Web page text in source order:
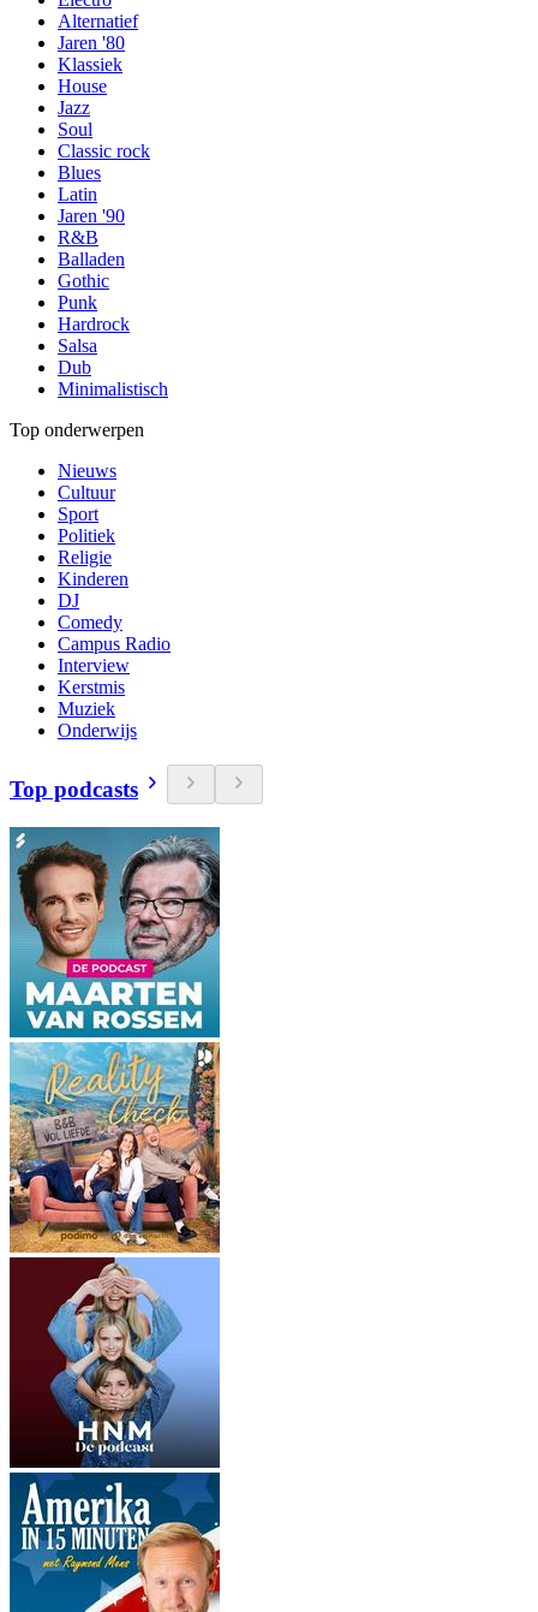
Alternatief
Jaren '80
Klassiek
House
Jazz
Soul
Classic rock
Blues
Latin
Jaren '90
R&B
Balladen
Gothic
Punk
Hardrock
Salsa
Dub
Minimalistisch
Top onderwerpen
Nieuws
Cultuur
Sport
Politiek
Religie
Kinderen
DJ
Comedy
Campus Radio
Interview
Kerstmis
Muziek
Onderwijs
Top podcasts